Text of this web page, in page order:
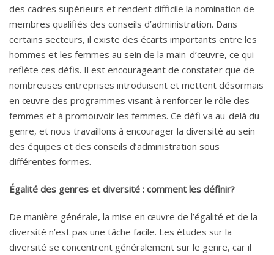
des cadres supérieurs et rendent difficile la nomination de
membres qualifiés des conseils d’administration. Dans
certains secteurs, il existe des écarts importants entre les
hommes et les femmes au sein de la main-d’œuvre, ce qui
reflète ces défis. Il est encourageant de constater que de
nombreuses entreprises introduisent et mettent désormais
en œuvre des programmes visant à renforcer le rôle des
femmes et à promouvoir les femmes. Ce défi va au-delà du
genre, et nous travaillons à encourager la diversité au sein
des équipes et des conseils d’administration sous
différentes formes.
Égalité des genres et diversité : comment les définir?
De manière générale, la mise en œuvre de l’égalité et de la
diversité n’est pas une tâche facile. Les études sur la
diversité se concentrent généralement sur le genre, car il